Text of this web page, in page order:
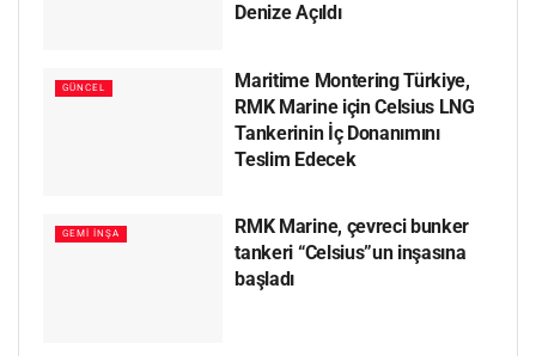
Denize Açıldı
GÜNCEL
Maritime Montering Türkiye,
RMK Marine için Celsius LNG
Tankerinin İç Donanımını
Teslim Edecek
GEMI İNŞA
RMK Marine, çevreci bunker
tankeri “Celsius”un inşasına
başladı